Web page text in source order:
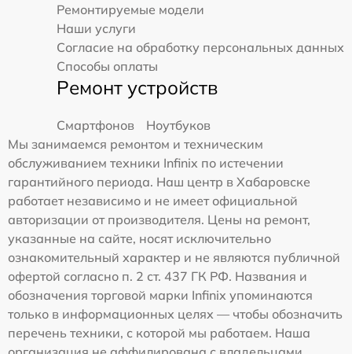
Ремонтируемые модели
Наши услуги
Согласие на обработку персональных данных
Способы оплаты
Ремонт устройств
Смартфонов
Ноутбуков
Мы занимаемся ремонтом и техническим
обслуживанием техники Infinix по истечении
гарантийного периода. Наш центр в Хабаровске
работает независимо и не имеет официальной
авторизации от производителя. Цены на ремонт,
указанные на сайте, носят исключительно
ознакомительный характер и не являются публичной
офертой согласно п. 2 ст. 437 ГК РФ. Названия и
обозначения торговой марки Infinix упоминаются
только в информационных целях — чтобы обозначить
перечень техники, с которой мы работаем. Наша